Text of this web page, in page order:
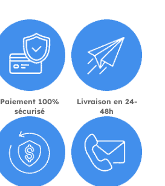
Paiement 100%
sécurisé
Livraison en 24-
48h